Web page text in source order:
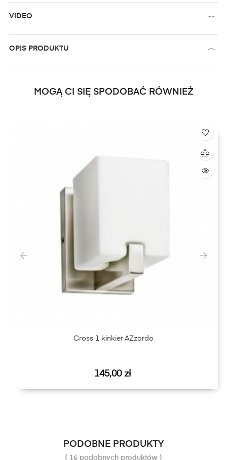
VIDEO
OPIS PRODUKTU
MOGĄ CI SIĘ SPODOBAĆ RÓWNIEŻ
Cross 1 kinkiet AZzardo
Cena
145,00 zł
PODOBNE PRODUKTY
( 16 podobnych produktów )